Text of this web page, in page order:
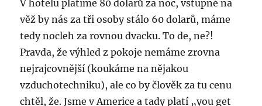
V hotelu platíme 80 dolarů za noc, vstupné na
věž by nás za tři osoby stálo 60 dolarů, máme
tedy nocleh za rovnou dvacku. To de, ne?!
Pravda, že výhled z pokoje nemáme zrovna
nejrajcovnější (koukáme na nějakou
vzduchotechniku), ale co by člověk za tu cenu
chtěl, že. Jsme v Americe a tady platí „you get